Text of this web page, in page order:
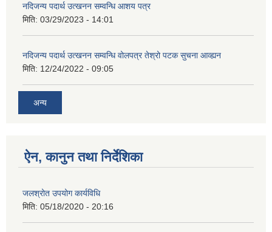
नदिजन्य पदार्थ उत्खनन सम्वन्धि आशय पत्र
मिति: 03/29/2023 - 14:01
नदिजन्य पदार्थ उत्खनन सम्वन्धि वोलपत्र तेश्रो पटक सुचना आव्ह्यन
मिति: 12/24/2022 - 09:05
अन्य
ऐन, कानुन तथा निर्देशिका
जलश्रोत उपयोग कार्यविधि
मिति: 05/18/2020 - 20:16